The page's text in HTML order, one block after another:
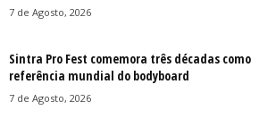
7 de Agosto, 2026
Sintra Pro Fest comemora três décadas como
referência mundial do bodyboard
7 de Agosto, 2026